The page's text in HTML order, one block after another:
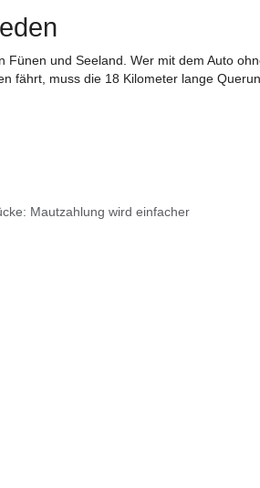
und Seeland. Wer mit dem Auto
fährt, muss die 18 Kilometer lange
Mautzahlung wird einfacher